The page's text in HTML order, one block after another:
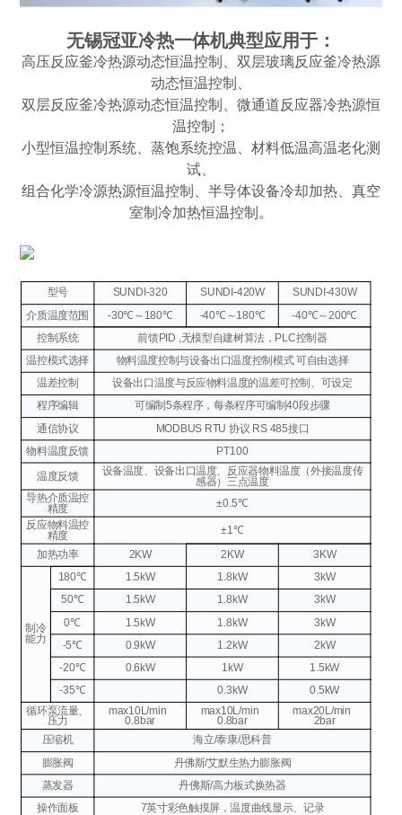
无锡冠亚冷热一体机典型应用于：
高压反应釜冷热源动态恒温控制、双层玻璃反应釜冷热源
动态恒温控制、
双层反应釜冷热源动态恒温控制、微通道反应器冷热源恒
温控制；
小型恒温控制系统、蒸饱系统控温、材料低温高温老化测
试、
组合化学冷源热源恒温控制、半导体设备冷却加热、真空
室制冷加热恒温控制。
型号 SUNDI-320 SUNDI-420W SUNDI-430W
介质温度范围 -30℃～180℃ -40℃～180℃ -40℃～200℃
控制系统
前馈PID ,无模型自建树算法，PLC控制器
温控模式选择
物料温度控制与设备出口温度控制模式 可自由选择
温差控制
设备出口温度与反应物料温度的温差可控制、可设定
程序编辑
可编制5条程序，每条程序可编制40段步骤
通信协议 MODBUS RTU 协议 RS 485接口
物料温度反馈 PT100
温度反馈 设备温度、设备出口温度、反应器物料温度（外接温度传
感器）三点温度
导热介质温控
精度
±0.5℃
反应物料温控
精度 ±1℃
加热功率 2KW 2KW 3KW
制冷
能力
180℃ 1.5kW 1.8kW 3kW
50℃ 1.5kW 1.8kW 3kW
0℃ 1.5kW 1.8kW 3kW
-5℃ 0.9kW 1.2kW
2kW
-20℃
0.6kW 1kW 1.5kW
-35℃ 0.3kW 0.5kW
循环泵流量、
压力
max10L/min
0.8bar
max10L/min
0.8bar
max20L/min
2bar
压缩机 海立/泰康/思科普
膨胀阀
丹佛斯/艾默生热力膨胀阀
蒸发器
丹佛斯/高力板式换热器
操作面板 7英寸彩色触摸屏，温度曲线显示、记录